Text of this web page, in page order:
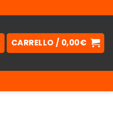
CARRELLO / 0,00€